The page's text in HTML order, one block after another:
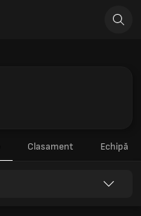
Clasament Echipă